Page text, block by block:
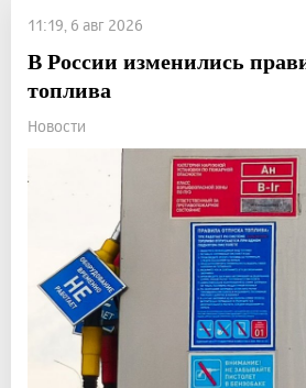
11:19, 6 авг 2026
В России изменились
топлива
Новости